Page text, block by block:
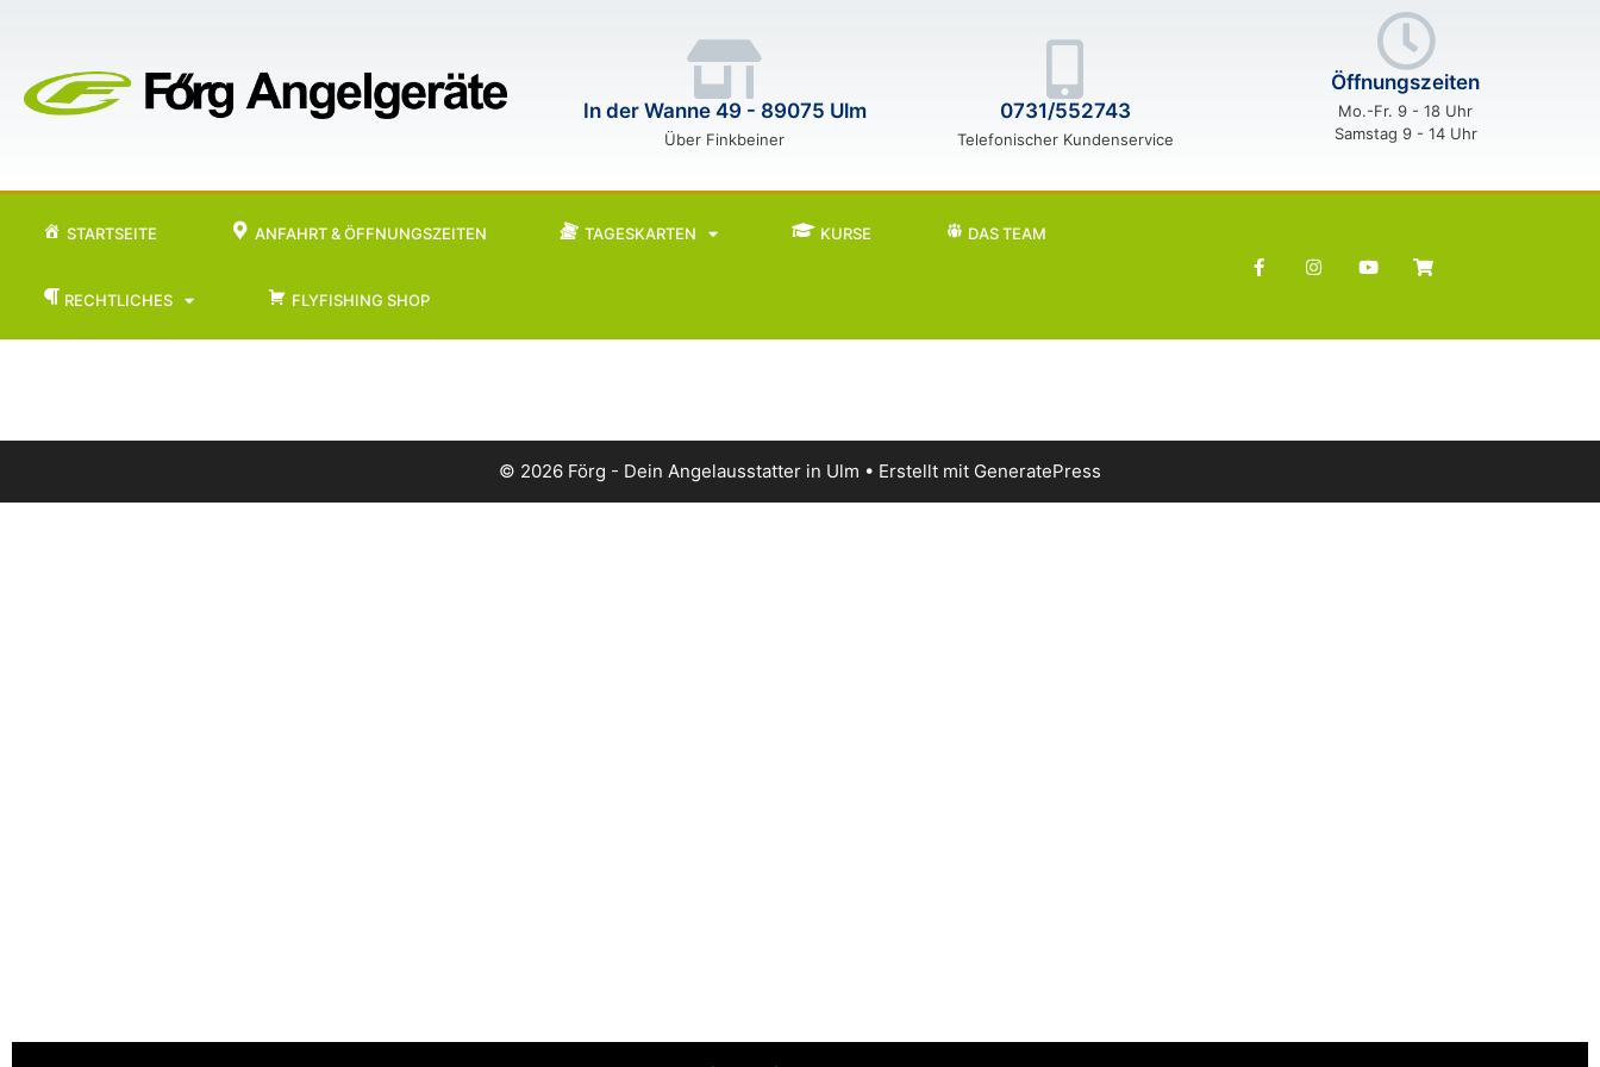
In der Wanne 49 - 89075 Ulm
Über Finkbeiner
0731/552743
Telefonischer Kundenservice
Öffnungszeiten
Mo.-Fr. 9 - 18 Uhr
Samstag 9 - 14 Uhr
STARTSEITE ANFAHRT & ÖFFNUNGSZEITEN TAGESKARTEN KURSE DAS TEAM
RECHTLICHES FLYFISHING SHOP
© 2026 Förg - Dein Angelausstatter in Ulm • Erstellt mit GeneratePress